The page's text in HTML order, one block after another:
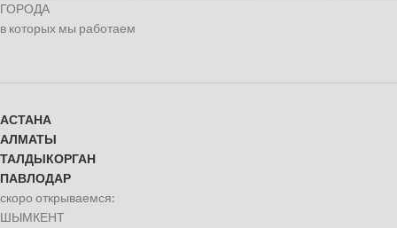
ГОРОДА
в которых мы работаем
АСТАНА
АЛМАТЫ
ТАЛДЫКОРГАН
ПАВЛОДАР
скоро открываемся:
ШЫМКЕНТ